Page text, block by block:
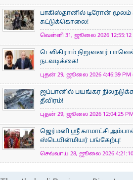
பாகிஸ்தானில் டிரோன் மூலம்
சுட்டுக்கொலை!
வெள்ளி 31, ஜூலை 2026 12:55:12
டெலிகிராம் நிறுவனர்
நடவடிக்கை!
புதன் 29, ஜூலை 2026 4:46:39 PM
ஜப்பானில் பயங்கர
தீவிரம்!
புதன் 29, ஜூலை 2026 12:04:25
ஜெர்மனி ஸ்ரீ காமாட்சி
ஸ்டெயின்மியர் பங்கேற்பு!
செவ்வாய் 28, ஜூலை 2026 4:21:10